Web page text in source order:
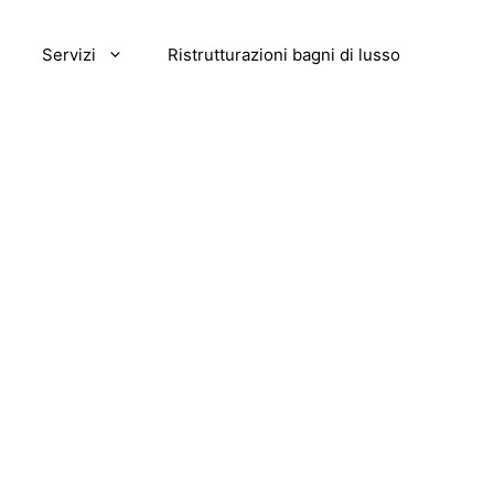
Servizi Ristrutturazioni bagni di lusso